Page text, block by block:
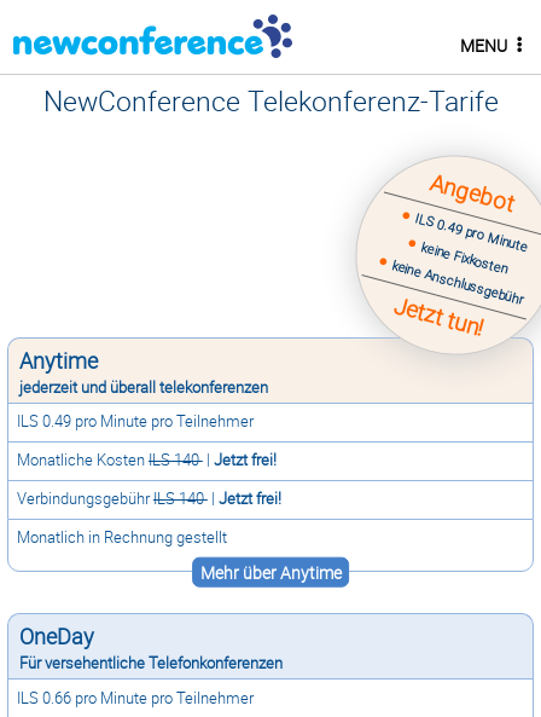
NewConference Telekonferenz-Tarife
Anytime
jederzeit und überall telekonferenzen
ILS 0.49 pro Minute pro Teilnehmer
Monatliche KostenILS 140| Jetzt frei!
VerbindungsgebührILS 140| Jetzt frei!
Monatlich in Rechnung gestellt
Mehr über Anytime
Angebot
ILS 0.49 pro Minute
keine Fixkosten
keine Anschlussgebühr
Jetzt tun!
OneDay
Für versehentliche Telefonkonferenzen
ILS 0.66 pro Minute pro Teilnehmer
MENU